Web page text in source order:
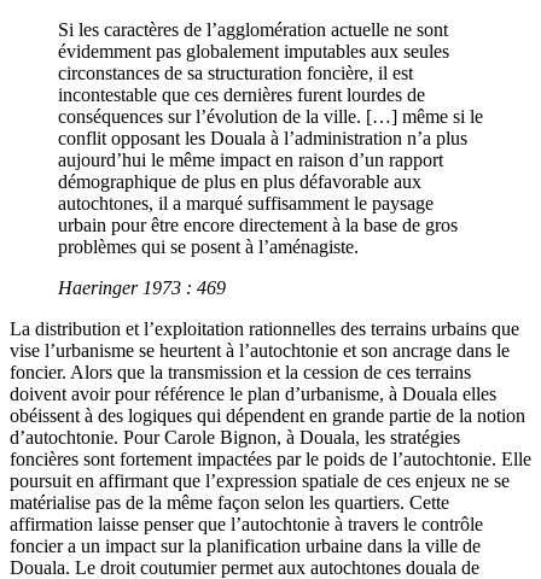
Si les caractères de l’agglomération actuelle ne sont
évidemment pas globalement imputables aux seules
circonstances de sa structuration foncière, il est
incontestable que ces dernières furent lourdes de
conséquences sur l’évolution de la ville. […] même si le
conflit opposant les Douala à l’administration n’a plus
aujourd’hui le même impact en raison d’un rapport
démographique de plus en plus défavorable aux
autochtones, il a marqué suffisamment le paysage
urbain pour être encore directement à la base de gros
problèmes qui se posent à l’aménagiste.
Haeringer 1973 : 469
La distribution et l’exploitation rationnelles des terrains urbains que
vise l’urbanisme se heurtent à l’autochtonie et son ancrage dans le
foncier. Alors que la transmission et la cession de ces terrains
doivent avoir pour référence le plan d’urbanisme, à Douala elles
obéissent à des logiques qui dépendent en grande partie de la notion
d’autochtonie. Pour Carole Bignon, à Douala, les stratégies
foncières sont fortement impactées par le poids de l’autochtonie. Elle
poursuit en affirmant que l’expression spatiale de ces enjeux ne se
matérialise pas de la même façon selon les quartiers. Cette
affirmation laisse penser que l’autochtonie à travers le contrôle
foncier a un impact sur la planification urbaine dans la ville de
Douala. Le droit coutumier permet aux autochtones douala de